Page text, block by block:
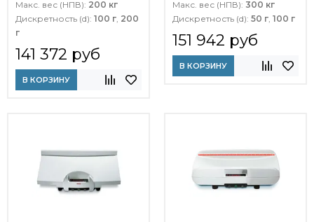
Макс. вес (НПВ): 200 кг
Дискретность (d): 100 г, 200
г
141 372 руб
В КОРЗИНУ
Макс. вес (НПВ): 300 кг
Дискретность (d): 50 г, 100 г
151 942 руб
В КОРЗИНУ